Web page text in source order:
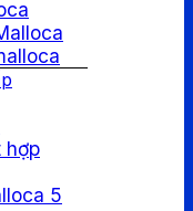
hợp
5